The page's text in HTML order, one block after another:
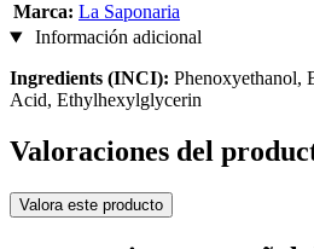
Marca: La Saponaria
Información adicional
Ingredients (INCI): Phenoxyethanol,
Acid, Ethylhexylglycerin
Valoraciones del
Valora este producto